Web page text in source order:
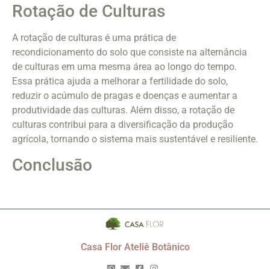
Rotação de Culturas
A rotação de culturas é uma prática de
recondicionamento do solo que consiste na alternância
de culturas em uma mesma área ao longo do tempo.
Essa prática ajuda a melhorar a fertilidade do solo,
reduzir o acúmulo de pragas e doenças e aumentar a
produtividade das culturas. Além disso, a rotação de
culturas contribui para a diversificação da produção
agrícola, tornando o sistema mais sustentável e resiliente.
Conclusão
Casa Flor Ateliê Botânico